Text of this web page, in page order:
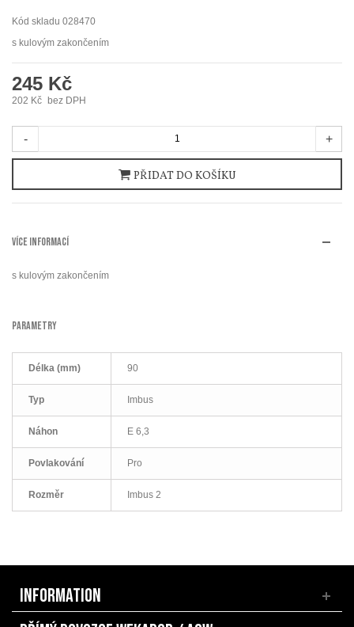
Kód skladu 028470
s kulovým zakončením
245 Kč
202 Kč bez DPH
- +
PŘIDAT DO KOŠÍKU
VÍCE INFORMACÍ
s kulovým zakončením
PARAMETRY
Délka (mm) 90
Typ Imbus
Náhon E 6,3
Povlakování Pro
Rozměr Imbus 2
INFORMATION